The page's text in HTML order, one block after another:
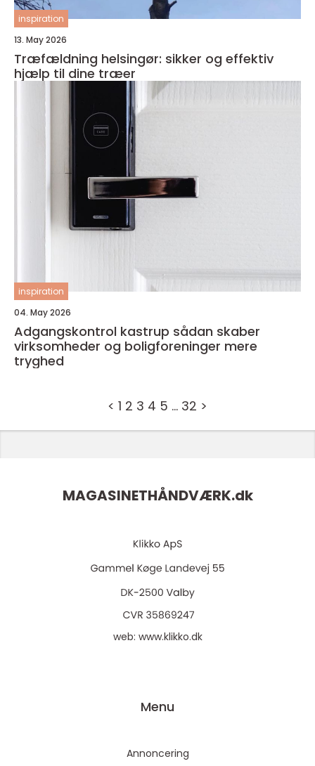
inspiration
13. May 2026
Træfældning helsingør: sikker og effektiv
hjælp til dine træer
inspiration
04. May 2026
Adgangskontrol kastrup sådan skaber
virksomheder og boligforeninger mere
tryghed
< 1 2 3 4 5 … 32 >
MAGASINETHÅNDVÆRK.dk
web: www.klikko.dk
Menu
Annoncering